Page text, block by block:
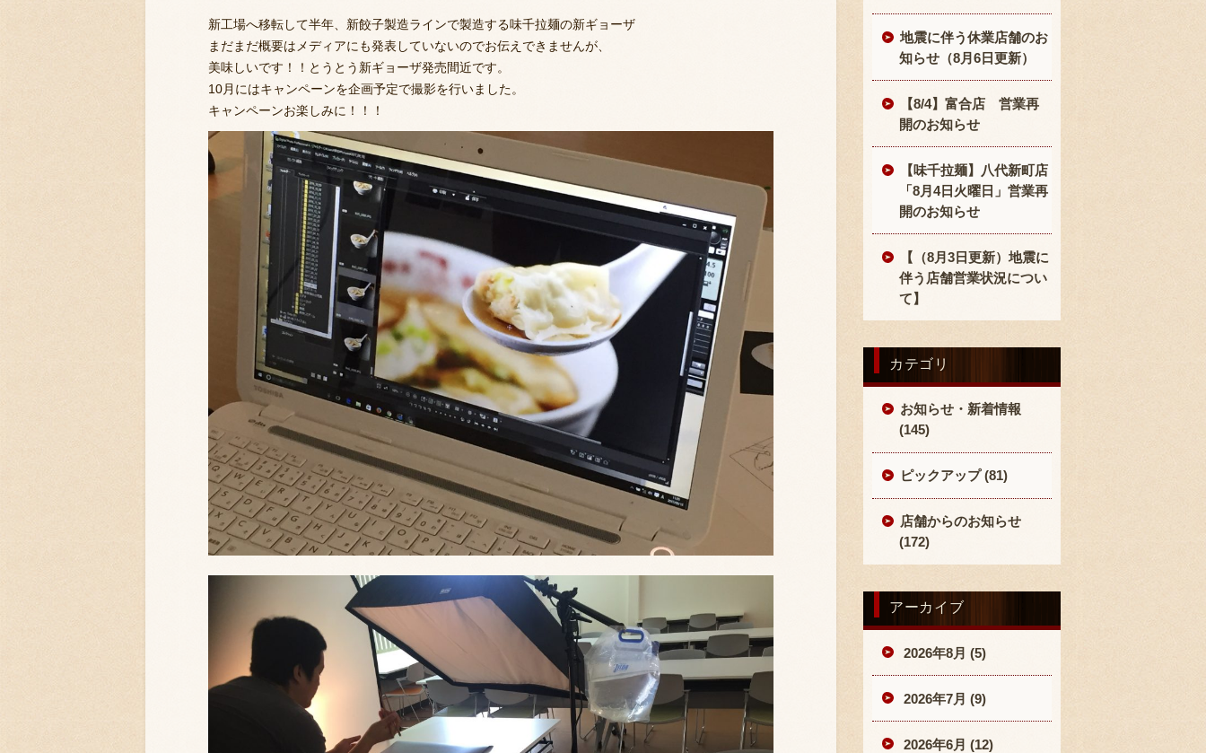
新工場へ移転して半年、新餃子製造ラインで製造する味千拉麺の新ギョーザ
まだまだ概要はメディアにも発表していないのでお伝えできませんが、
美味しいです！！とうとう新ギョーザ発売間近です。
10月にはキャンペーンを企画予定で撮影を行いました。
キャンペーンお楽しみに！！！
地震に伴う休業店舗のお
知らせ（8月6日更新）
【8/4】富合店 営業再
開のお知らせ
【味千拉麺】八代新町店
「8月4日火曜日」営業再
開のお知らせ
【（8月3日更新）地震に
伴う店舗営業状況につい
て】
カテゴリ
お知らせ・新着情報
(145)
ピックアップ (81)
店舗からのお知らせ
(172)
アーカイブ
2026年8月 (5)
2026年7月 (9)
2026年6月 (12)